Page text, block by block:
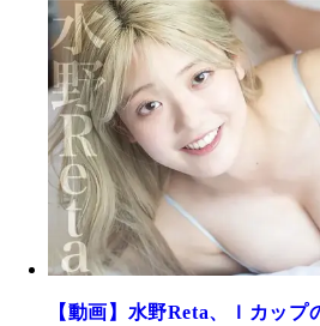
【動画】水野Reta、Ｉカッ